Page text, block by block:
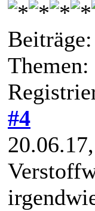
Themen:
#4